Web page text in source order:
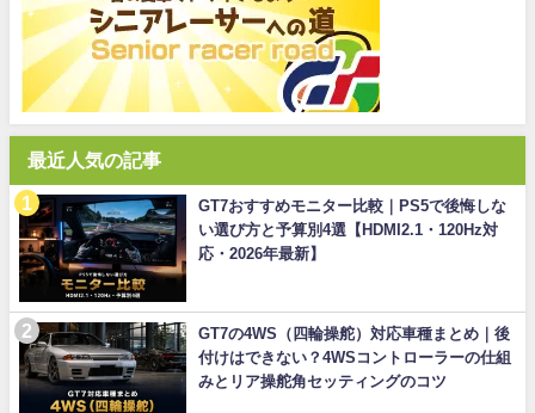
最近人気の記事
GT7おすすめモニター比較｜PS5で後悔しな
い選び方と予算別4選【HDMI2.1・120Hz対
応・2026年最新】
GT7の4WS（四輪操舵）対応車種まとめ｜後
付けはできない？4WSコントローラーの仕組
みとリア操舵角セッティングのコツ